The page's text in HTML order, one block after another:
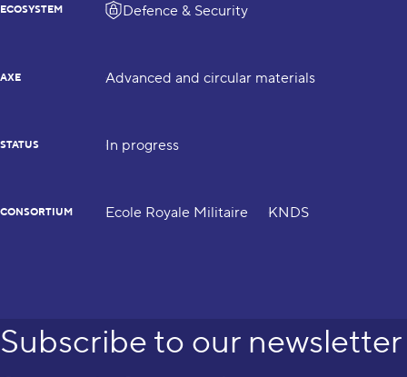
ECOSYSTEM Defence & Security
AXE Advanced and circular materials
STATUS In progress
CONSORTIUM Ecole Royale Militaire KNDS
Subscribe to our newsletter